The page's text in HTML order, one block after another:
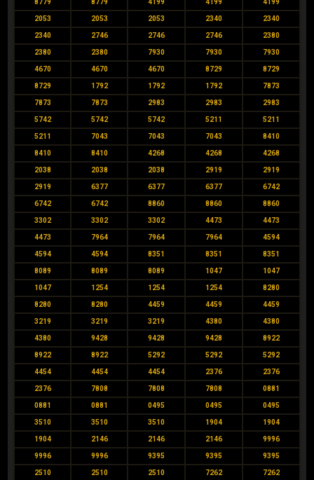
8779 8779 4199 4199 4199
2053 2053 2053 2340 2340
2340 2746 2746 2746 2380
2380 2380 7930 7930 7930
4670 4670 4670 8729 8729
8729 1792 1792 1792 7873
7873 7873 2983 2983 2983
5742 5742 5742 5211 5211
5211 7043 7043 7043 8410
8410 8410 4268 4268 4268
2038 2038 2038 2919 2919
2919 6377 6377 6377 6742
6742 6742 8860 8860 8860
3302 3302 3302 4473 4473
4473 7964 7964 7964 4594
4594 4594 8351 8351 8351
8089 8089 8089 1047 1047
1047 1254 1254 1254 8280
8280 8280 4459 4459 4459
3219 3219 3219 4380 4380
4380 9428 9428 9428 8922
8922 8922 5292 5292 5292
4454 4454 4454 2376 2376
2376 7808 7808 7808 0881
0881 0881 0495 0495 0495
3510 3510 3510 1904 1904
1904 2146 2146 2146 9996
9996 9996 9395 9395 9395
2510 2510 2510 7262 7262